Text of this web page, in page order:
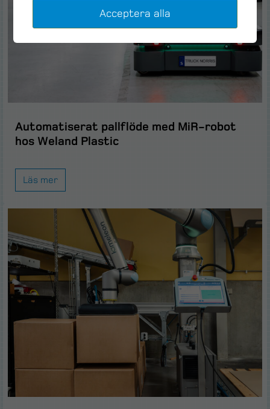
Automatiserat pallflöde med MiR-robot
hos Weland Plastic
Läs mer
Acceptera alla